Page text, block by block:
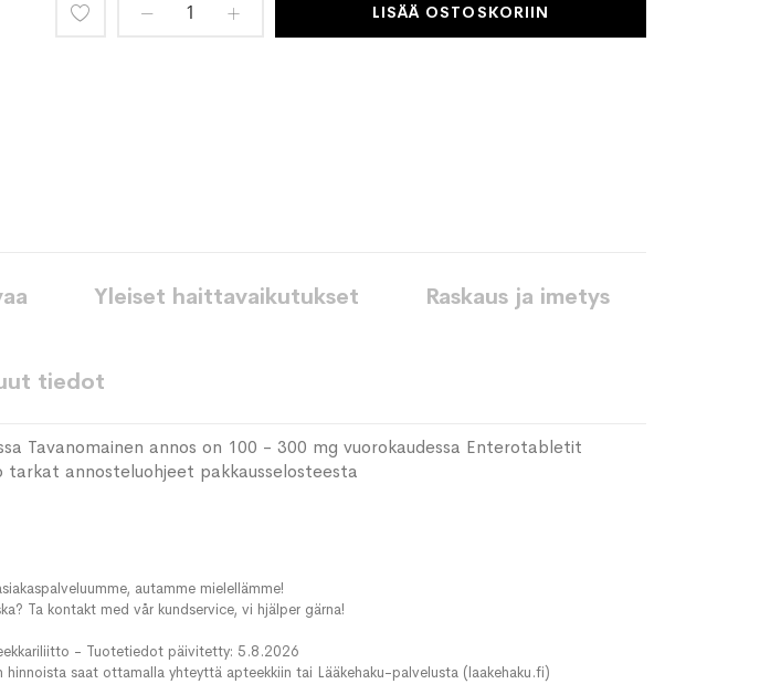
LISÄÄ OSTOSKORIIN
Tavanomainen annos on 100 - 300 mg vuorokaudessa Enterotabletit
annosteluohjeet pakkausselosteesta
Yleiset haittavaikutukset Raskaus ja imetys
tiedot
autamme mielellämme!
Ta kontakt med vår kundservice, vi hjälper gärna!
- Tuotetiedot päivitetty: 5.8.2026
saat ottamalla yhteyttä apteekkiin tai Lääkehaku-palvelusta (laakehaku.fi)